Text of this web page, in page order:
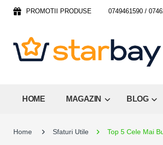
PROMOTII PRODUSE 0749461590 /
HOME MAGAZIN BLOG
Home Sfaturi Utile Top 5 Cele Mai